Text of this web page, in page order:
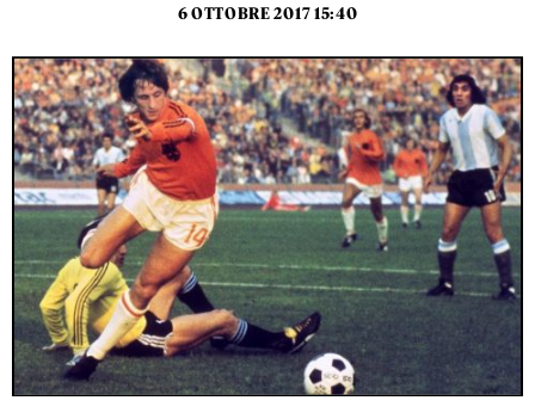
6 OTTOBRE 2017 15:40